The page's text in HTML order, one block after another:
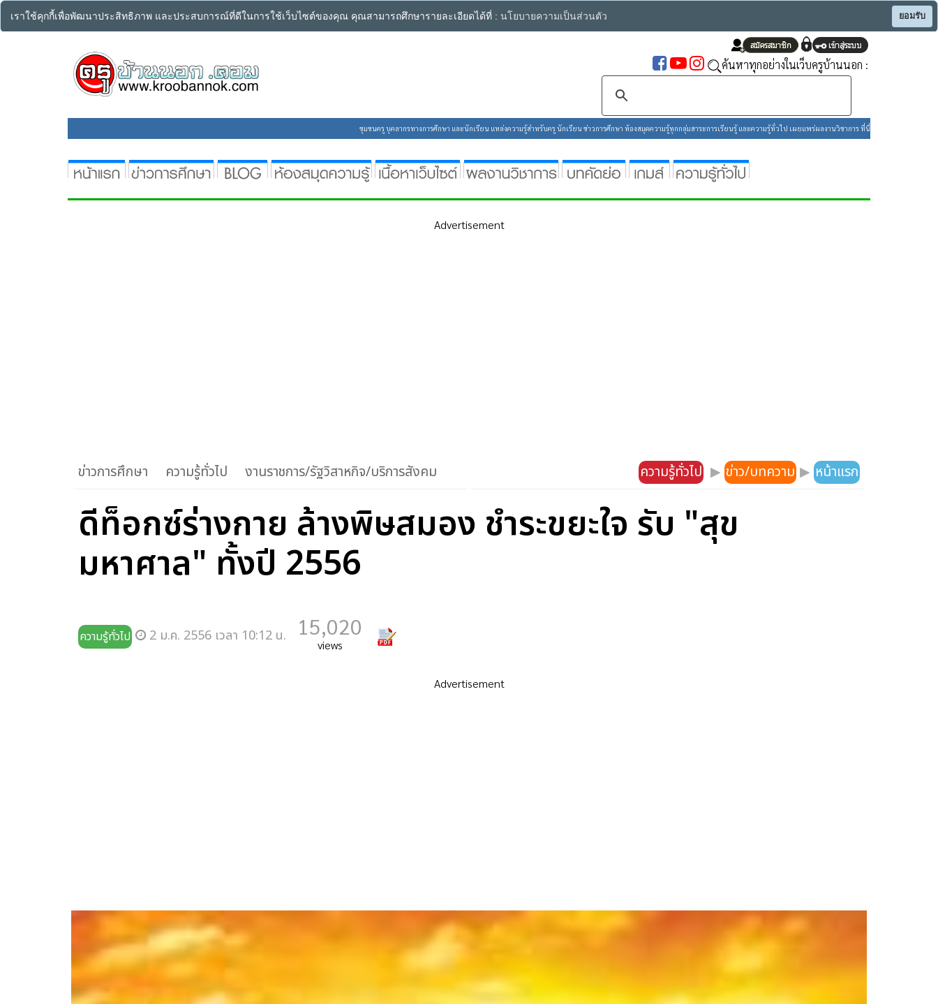
เราใช้คุกกี้เพื่อพัฒนาประสิทธิภาพ และประสบการณ์ที่ดีในการใช้เว็บไซต์ของคุณ คุณสามารถศึกษารายละเอียดได้ที่ : นโยบายความเป็นส่วนตัว ยอมรับ
ค้นหาทุกอย่างในเว็บครูบ้านนอก :
ชุมชนครู บุคลากรทางการศึกษา และนักเรียน แหล่งความรู้สำหรับครู นักเรียน ข่าวการศึกษา ห้องสมุดความรู้ทุกกลุ่มสาระการเรียนรู้ และความรู้ทั่วไป เผยแพร่ผลงานวิชาการ ที่นี่
Advertisement
ข่าวการศึกษา ความรู้ทั่วไป งานราชการ/รัฐวิสาหกิจ/บริการสังคม ความรู้ทั่วไป ▶ ข่าว/บทความ ▶ หน้าแรก
ดีท็อกซ์ร่างกาย ล้างพิษสมอง ชำระขยะใจ รับ "สุข
มหาศาล" ทั้งปี 2556
ความรู้ทั่วไป 2 ม.ค. 2556 เวลา 10:12 น. 15,020
views
Advertisement